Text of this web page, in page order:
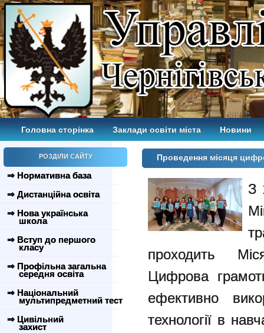
Головна сторінка Заклади освіти міста Новини
РОЗДІЛИ САЙТУ
⇒ Нормативна база
⇒ Дистанційна освіта
⇒ Нова українська
школа
⇒ Вступ до першого
класу
⇒ Профільна загальна
середня освіта
⇒ Національний
мультипредметний тест
⇒ Цивільний
захист
Проведення місяця
З
проходить
Цифрова
ефективно
технології в